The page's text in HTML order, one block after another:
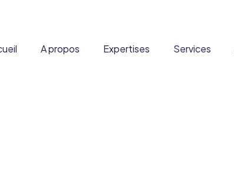
A propos Expertises Services